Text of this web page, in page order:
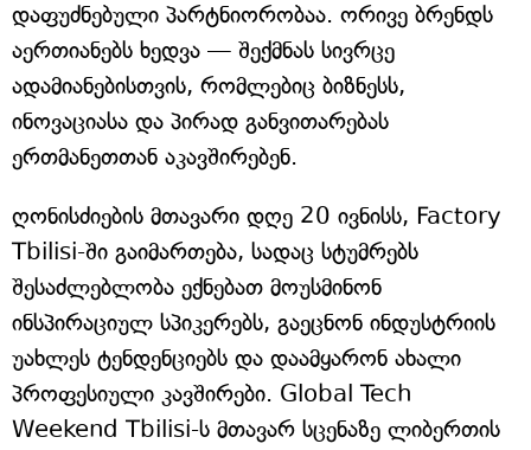
დაფუძნებული პარტნიორობაა. ორივე ბრენდს
აერთიანებს ხედვა — შექმნას სივრცე
ადამიანებისთვის, რომლებიც ბიზნესს,
ინოვაციასა და პირად განვითარებას
ერთმანეთთან აკავშირებენ.
ღონისძიების მთავარი დღე 20 ივნისს, Factory
Tbilisi-ში გაიმართება, სადაც სტუმრებს
შესაძლებლობა ექნებათ მოუსმინონ
ინსპირაციულ სპიკერებს, გაეცნონ ინდუსტრიის
უახლეს ტენდენციებს და დაამყარონ ახალი
პროფესიული კავშირები. Global Tech
Weekend Tbilisi-ს მთავარ სცენაზე ლიბერთის